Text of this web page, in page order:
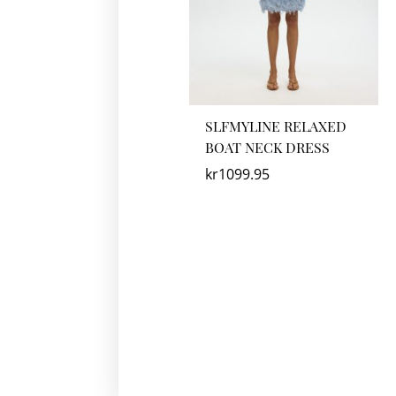
SLFMYLINE RELAXED
BOAT NECK DRESS
kr1099.95